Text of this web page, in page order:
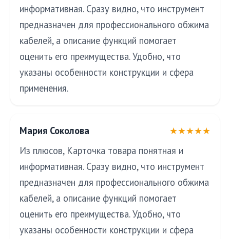
информативная. Сразу видно, что инструмент
предназначен для профессионального обжима
кабелей, а описание функций помогает
оценить его преимущества. Удобно, что
указаны особенности конструкции и сфера
применения.
Мария Соколова
★★★★★
Из плюсов, Карточка товара понятная и
информативная. Сразу видно, что инструмент
предназначен для профессионального обжима
кабелей, а описание функций помогает
оценить его преимущества. Удобно, что
указаны особенности конструкции и сфера